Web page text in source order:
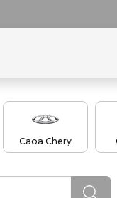
Caoa Chery